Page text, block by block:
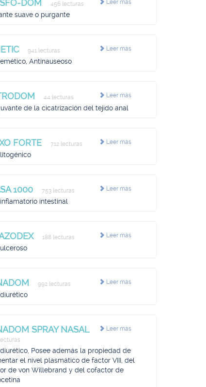
Leer más
DOM 456 lecturas
suave o purgante
Leer más
941 lecturas
Antinauseoso
Leer más
44 lecturas
de la cicatrización del tejido anal
Leer más
FORTE 712 lecturas
Leer más
1000 753 lecturas
intestinal
Leer más
188 lecturas
Leer más
992 lecturas
Leer más
SPRAY NASAL
Posee además la propiedad de
el nivel plasmático de factor VIII, del
de von Willebrand y del cofactor de